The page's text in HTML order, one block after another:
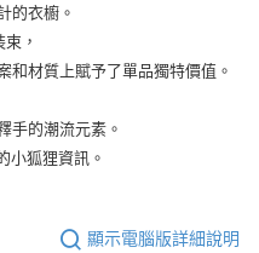
的衣櫥。
，
和材質上賦予了單品獨特價值。
手的潮流元素。
小狐狸資訊。
顯示電腦版詳細說明